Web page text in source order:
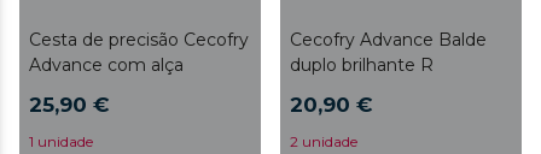
Cesta de precisão Cecofry
Advance com alça
25,90 €
1 unidade
Cecofry Advance Balde
duplo brilhante R
20,90 €
2 unidade